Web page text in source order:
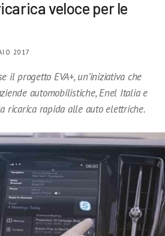
veloce per le
2017
il progetto EVA+, un’iniziativa che
automobilistiche, Enel Italia e
ricarica rapida alle auto elettriche.